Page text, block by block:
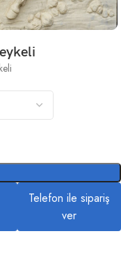
Telefon ile sipariş
ver